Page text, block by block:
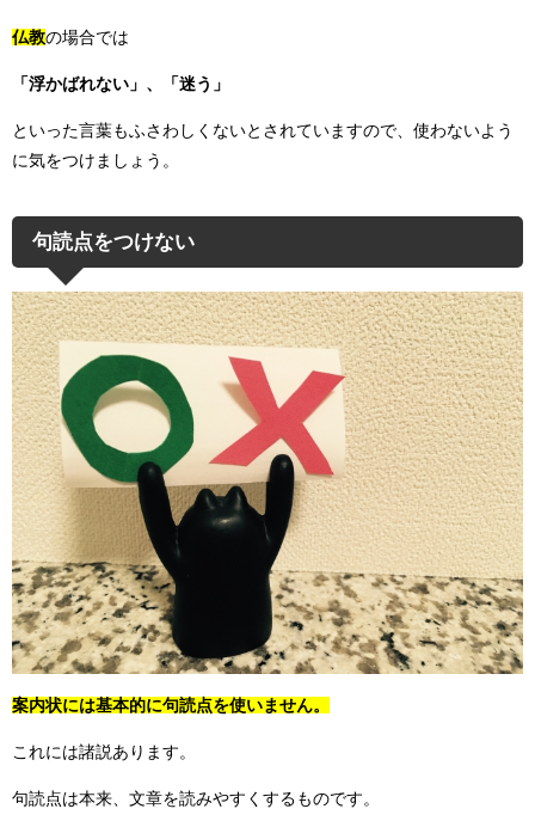
仏教の場合では
「浮かばれない」、「迷う」
といった言葉もふさわしくないとされていますので、使わないよう
に気をつけましょう。
句読点をつけない
案内状には基本的に句読点を使いません。
これには諸説あります。
句読点は本来、文章を読みやすくするものです。